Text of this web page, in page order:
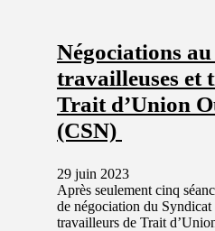
Négociations
travailleuses et
Trait d’Union
(CSN)
29 juin 2023
Après seulement cinq
de négociation du Syndicat
travailleurs de Trait